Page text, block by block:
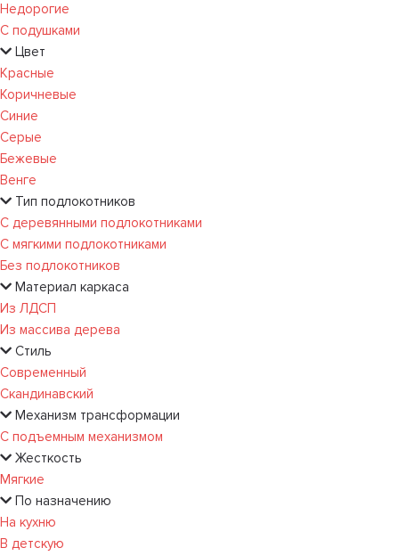
Недорогие
С подушками
Цвет
Красные
Коричневые
Синие
Серые
Бежевые
Венге
Тип подлокотников
С деревянными подлокотниками
С мягкими подлокотниками
Без подлокотников
Материал каркаса
Из ЛДСП
Из массива дерева
Стиль
Современный
Скандинавский
Механизм трансформации
С подъемным механизмом
Жесткость
Мягкие
По назначению
На кухню
В детскую